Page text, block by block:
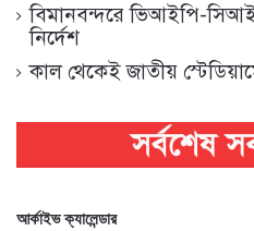
বিমানবন্দরে ভিআইপি-
নির্দেশ
কাল থেকেই জাতীয়
আর্কাইভ ক্যালেন্ডার